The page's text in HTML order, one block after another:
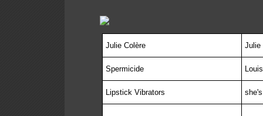
Julie Colère Julie
Spermicide
Lipstick Vibrators